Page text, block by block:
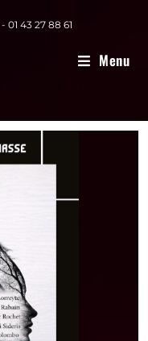
01 43 27 88 61
Menu